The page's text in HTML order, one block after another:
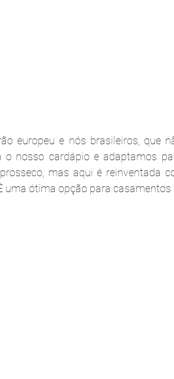
europeu e nós brasileiros, que
nosso cardápio e adaptamos
mas aqui é reinventada
uma ótima opção para casamentos